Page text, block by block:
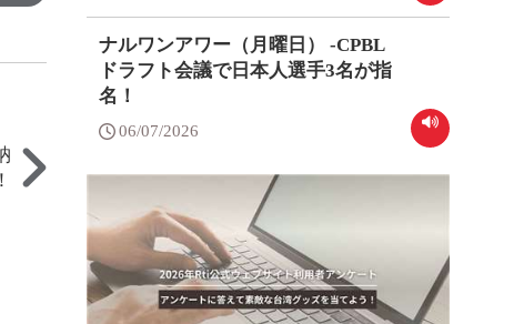
ナルワンアワー（月曜日） -CPBL
ドラフト会議で日本人選手3名が指
名！
06/07/2026